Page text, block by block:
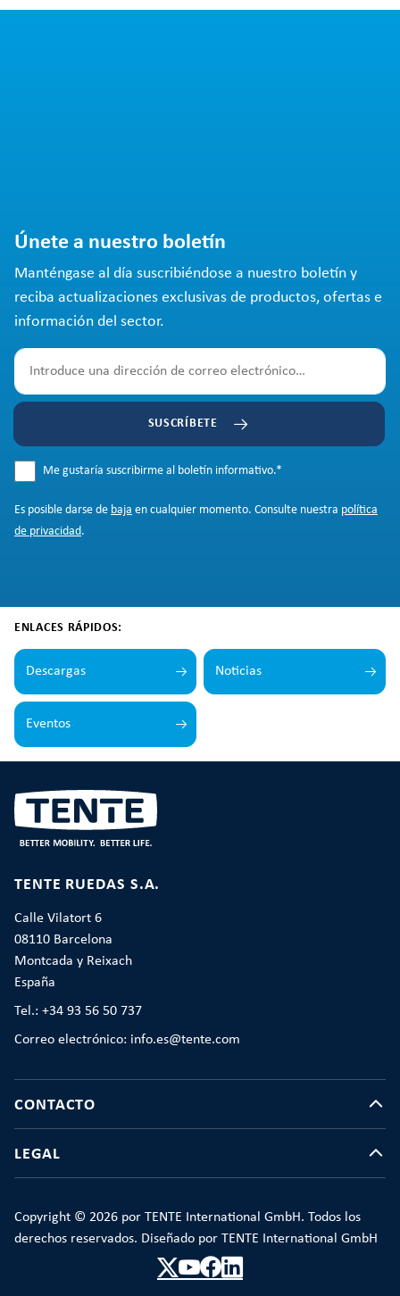
Únete a nuestro boletín
Manténgase al día suscribiéndose a nuestro boletín y
reciba actualizaciones exclusivas de productos, ofertas e
información del sector.
SUSCRÍBETE
Me gustaría suscribirme al boletín informativo.*
Es posible darse de baja en cualquier momento. Consulte nuestra política
de privacidad.
ENLACES RÁPIDOS:
Descargas Noticias
Eventos
TENTE RUEDAS S.A.
Calle Vilatort 6
08110 Barcelona
Montcada y Reixach
España
Tel.: +34 93 56 50 737
Correo electrónico: info.es@tente.com
CONTACTO
LEGAL
Copyright © 2026 por TENTE International GmbH. Todos los
derechos reservados. Diseñado por TENTE International GmbH